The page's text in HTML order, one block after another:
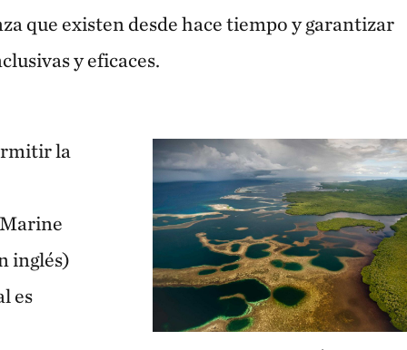
que existen desde hace tiempo y garantizar
y eficaces.
la
inglés)
es